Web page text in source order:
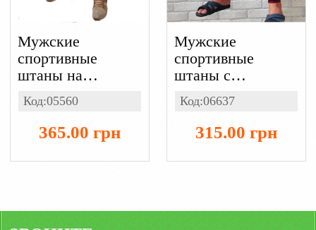
Мужские
спортивные
штаны на
манжете с
карманами,
двунитка петля
Код:05560
365.00 грн
Мужские
спортивные
штаны с
карманами, пояс
на резинке с
накатом NIKE
цвет бордовый,
двунитка пенье
Код:06637
315.00 грн